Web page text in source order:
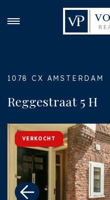
1078 CX AMSTERDAM
Reggestraat 5 H
VERKOCHT